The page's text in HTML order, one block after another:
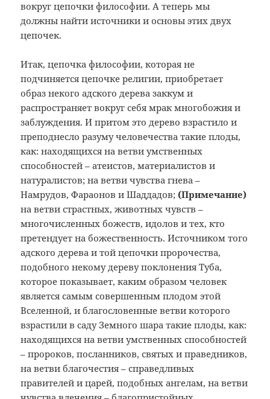
вокруг цепочки философии. А теперь мы
должны найти источники и основы этих двух
цепочек.
Итак, цепочка философии, которая не
подчиняется цепочке религии, приобретает
образ некого адского дерева заккум и
распространяет вокруг себя мрак многобожия и
заблуждения. И притом это дерево взрастило и
преподнесло разуму человечества такие плоды,
как: находящихся на ветви умственных
способностей – атеистов, материалистов и
натуралистов; на ветви чувства гнева –
Намрудов, Фараонов и Шаддадов; (Примечание)
на ветви страстных, животных чувств –
многочисленных божеств, идолов и тех, кто
претендует на божественность. Источником того
адского дерева и той цепочки пророчества,
подобного некому дереву поклонения Туба,
которое показывает, каким образом человек
является самым совершенным плодом этой
Вселенной, и благословенные ветви которого
взрастили в саду Земного шара такие плоды, как:
находящихся на ветви умственных способностей
– пророков, посланников, святых и праведников,
на ветви благочестия – справедливых
правителей и царей, подобных ангелам, на ветви